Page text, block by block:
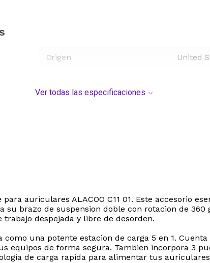
Origen United
Ver todas las especificaciones
auriculares ALACOO C11 01. Este accesorio
brazo de suspension doble con rotacion de
despejada y libre de desorden.
una potente estacion de carga 5 en 1.
equipos de forma segura. Tambien incorpora 3
de carga rapida para alimentar tus